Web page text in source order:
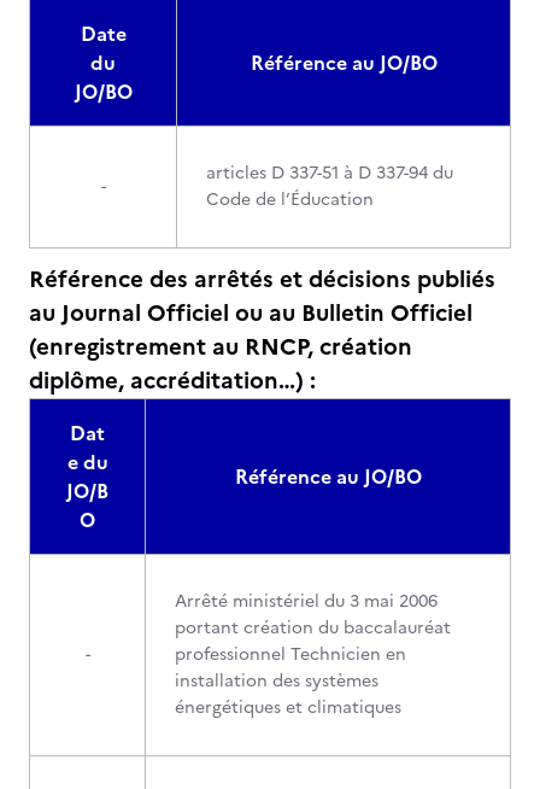
Date
du
JO/BO
Référence au JO/BO
-
articles D 337-51 à D 337-94 du
Code de l’Éducation
Référence des arrêtés et décisions publiés
au Journal Officiel ou au Bulletin Officiel
(enregistrement au RNCP, création
diplôme, accréditation…) :
Dat
e du
JO/B
O
Référence au JO/BO
-
Arrêté ministériel du 3 mai 2006
portant création du baccalauréat
professionnel Technicien en
installation des systèmes
énergétiques et climatiques